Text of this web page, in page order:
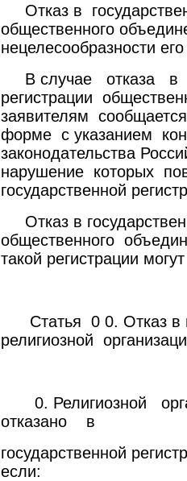
Отказ в
общественного
нецелесообразности
В случае отказа в
регистрации
заявителям
форме с указанием
законодательства
нарушение которых
государственной
Отказ в
общественного
такой регистрации
Статья 0 0. Отказ в
0. Религиозной
отказано в
государственной
если: